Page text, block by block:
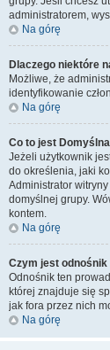
administratorem,
Na górę
Dlaczego niektóre
Możliwe, że
identyfikowanie
Na górę
Co to jest
Jeżeli użytkownik
do określenia, jaki
Administrator
domyślnej grupy.
kontem.
Na górę
Czym jest odnośnik
Odnośnik ten
której znajduje się
jak fora przez nich
Na górę